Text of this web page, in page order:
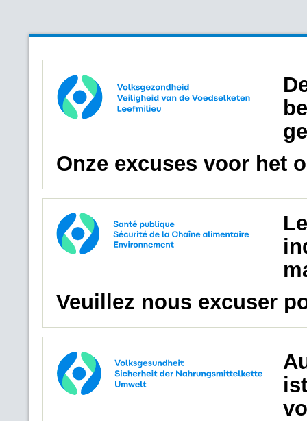
Onze excuses voor het
Veuillez nous excuser